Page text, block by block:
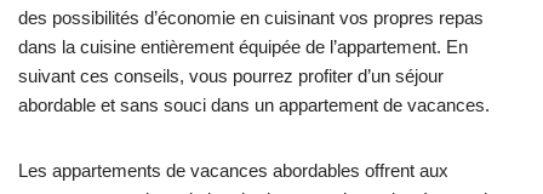
des possibilités d’économie en cuisinant vos propres repas
dans la cuisine entièrement équipée de l’appartement. En
suivant ces conseils, vous pourrez profiter d’un séjour
abordable et sans souci dans un appartement de vacances.
Les appartements de vacances abordables offrent aux